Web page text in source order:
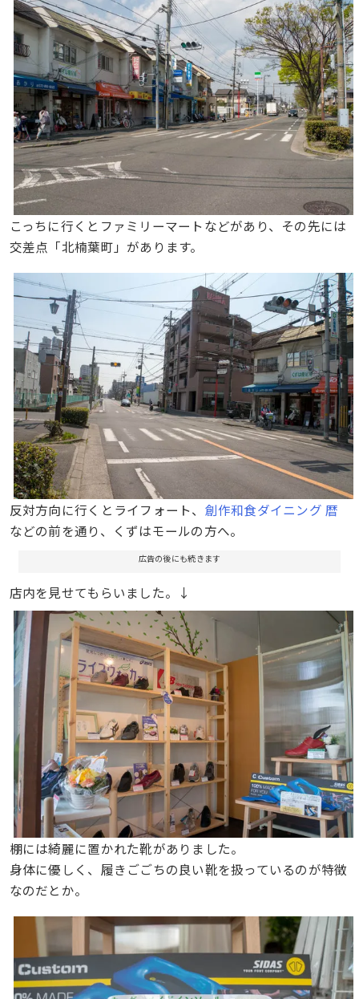
こっちに行くとファミリーマートなどがあり、その先には
交差点「北楠葉町」があります。
反対方向に行くとライフォート、 創作和食ダイニング 暦
などの前を通り、くずはモールの方へ。
広告の後にも続きます
店内を見せてもらいました。↓
棚には綺麗に置かれた靴がありました。
身体に優しく、履きごごちの良い靴を扱っているのが特徴
なのだとか。